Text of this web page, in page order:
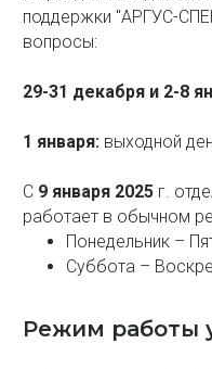
поддержки "АРГУС-
вопросы:
29-31 декабря и 2-8
1 января: выходной
С 9 января 2025 г.
работает в обычном
Понедельник –
Суббота –
Режим работы